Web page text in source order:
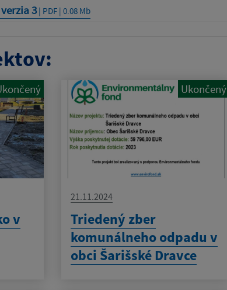
3| PDF | 0.08 Mb
v
Ukončený
21.11.2024
Triedený zber
komunálneho odpadu v
obci Šarišské Dravce